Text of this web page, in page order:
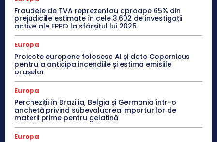
Fraudele de TVA reprezentau aproape 65% din
prejudiciile estimate în cele 3.602 de investigații
active ale EPPO la sfârșitul lui 2025
Europa
Proiecte europene folosesc AI și date Copernicus
pentru a anticipa incendiile și estima emisiile
orașelor
Europa
Percheziții în Brazilia, Belgia și Germania într-o
anchetă privind subevaluarea importurilor de
materii prime pentru gelatină
Europa